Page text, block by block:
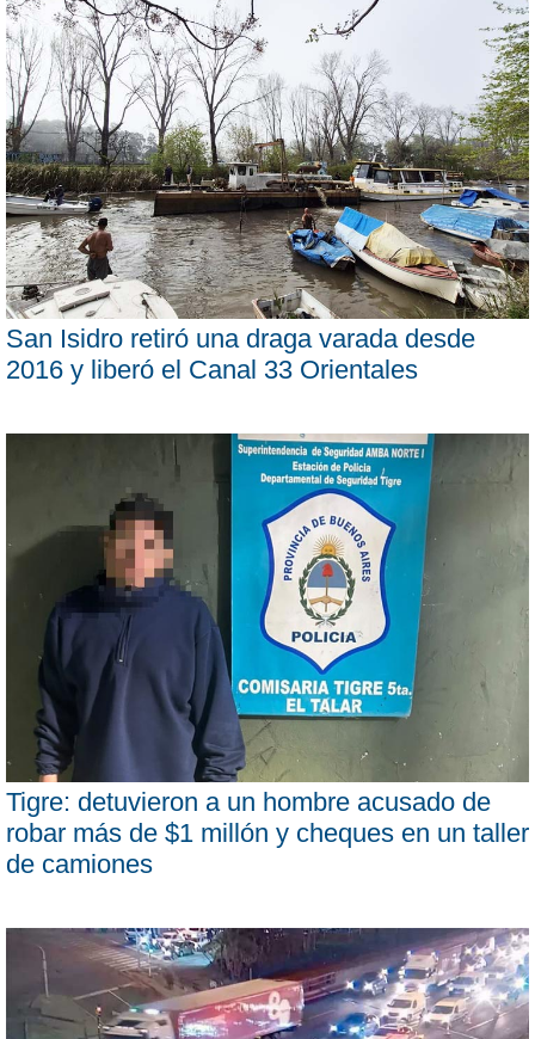
San Isidro retiró una draga varada desde
2016 y liberó el Canal 33 Orientales
Tigre: detuvieron a un hombre acusado de
robar más de $1 millón y cheques en un taller
de camiones